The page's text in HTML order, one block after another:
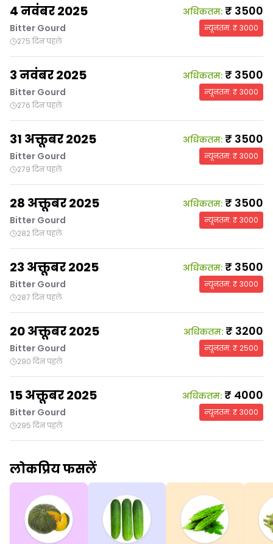
4 नवंबर 2025
Bitter Gourd
275 दिन पहले
अधिकतम: ₹ 3500
न्यूनतम: ₹3000
3 नवंबर 2025
Bitter Gourd
276 दिन पहले
अधिकतम: ₹ 3500
न्यूनतम: ₹3000
31 अक्तूबर 2025
Bitter Gourd
279 दिन पहले
अधिकतम: ₹ 3500
न्यूनतम: ₹3000
28 अक्तूबर 2025
Bitter Gourd
282 दिन पहले
अधिकतम: ₹ 3500
न्यूनतम: ₹3000
23 अक्तूबर 2025
Bitter Gourd
287 दिन पहले
अधिकतम: ₹ 3500
न्यूनतम: ₹3000
20 अक्तूबर 2025
Bitter Gourd
290 दिन पहले
अधिकतम: ₹ 3200
न्यूनतम: ₹2500
15 अक्तूबर 2025
Bitter Gourd
295 दिन पहले
अधिकतम: ₹ 4000
न्यूनतम: ₹3000
लोकप्रिय फसलें